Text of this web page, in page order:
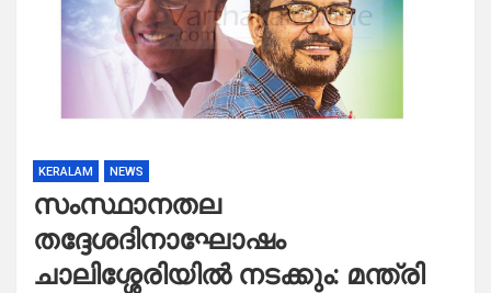
KERALAM NEWS
സംസ്ഥാനതല
തദ്ദേശദിനാഘോഷം
ചാലിശ്ശേരിയിൽ നടക്കും: മന്ത്രി